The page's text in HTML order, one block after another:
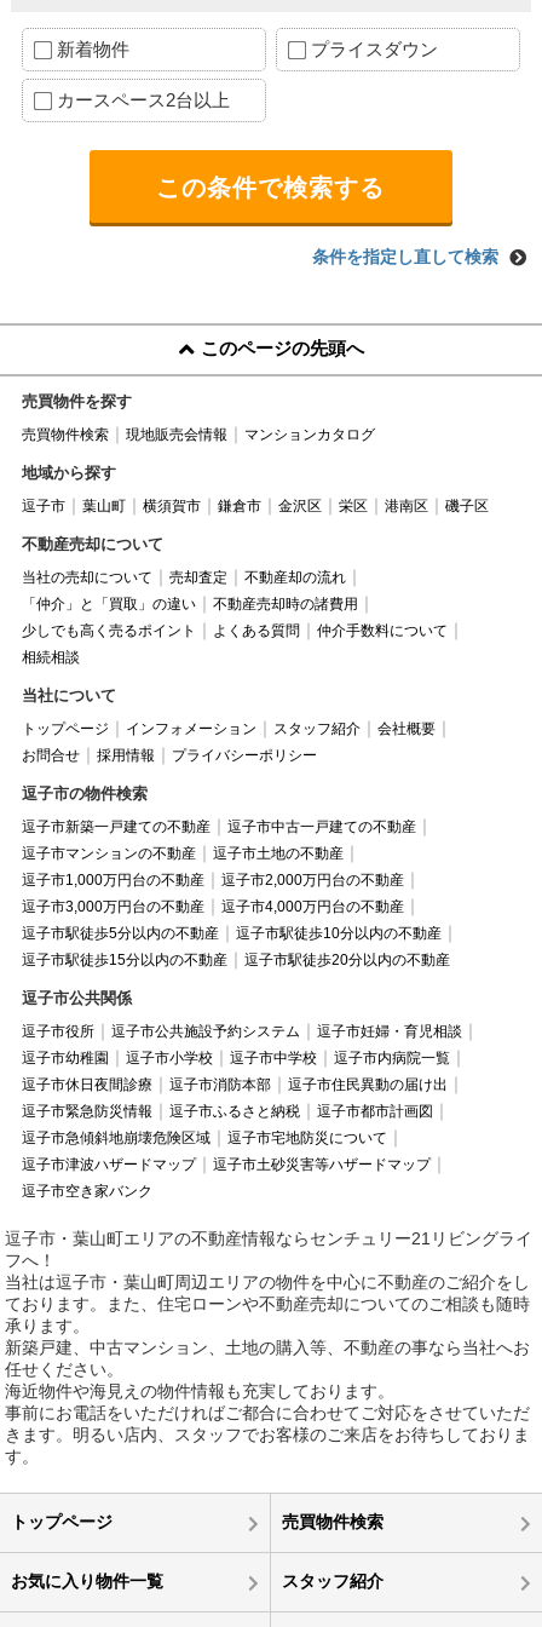
新着物件 プライスダウン
カースペース2台以上
条件を指定し直して検索
このページの先頭へ
売買物件を探す
売買物件検索 現地販売会情報 マンションカタログ
地域から探す
逗子市 葉山町 横須賀市 鎌倉市 金沢区 栄区 港南区 磯子区
不動産売却について
当社の売却について 売却査定
不動産却の流れ
「仲介」と「買取」の違い
不動産売却時の諸費用
少しでも高く売るポイント
よくある質問
仲介手数料について
相続相談
当社について
トップページ インフォメーション スタッフ紹介
会社概要
お問合せ
採用情報 プライバシーポリシー
逗子市の物件検索
逗子市新築一戸建ての不動産
逗子市中古一戸建ての不動産
逗子市マンションの不動産
逗子市土地の不動産
逗子市1,000万円台の不動産
逗子市2,000万円台の不動産
逗子市3,000万円台の不動産
逗子市4,000万円台の不動産
逗子市駅徒歩5分以内の不動産
逗子市駅徒歩10分以内の不動産
逗子市駅徒歩15分以内の不動産
逗子市駅徒歩20分以内の不動産
逗子市公共関係
逗子市役所 逗子市公共施設予約システム
逗子市妊婦・育児相談
逗子市幼稚園
逗子市小学校 逗子市中学校
逗子市内病院一覧
逗子市休日夜間診療
逗子市消防本部
逗子市住民異動の届け出
逗子市緊急防災情報
逗子市ふるさと納税
逗子市都市計画図
逗子市急傾斜地崩壊危険区域
逗子市宅地防災について
逗子市津波ハザードマップ
逗子市土砂災害等ハザードマップ
逗子市空き家バンク
逗子市・葉山町エリアの不動産情報ならセンチュリー21リビングライ
フへ！
当社は逗子市・葉山町周辺エリアの物件を中心に不動産のご紹介をし
ております。また、住宅ローンや不動産売却についてのご相談も随時
承ります。
新築戸建、中古マンション、土地の購入等、不動産の事なら当社へお
任せください。
海近物件や海見えの物件情報も充実しております。
事前にお電話をいただければご都合に合わせてご対応をさせていただ
きます。明るい店内、スタッフでお客様のご来店をお待ちしておりま
す。
トップページ 売買物件検索
お気に入り物件一覧 スタッフ紹介